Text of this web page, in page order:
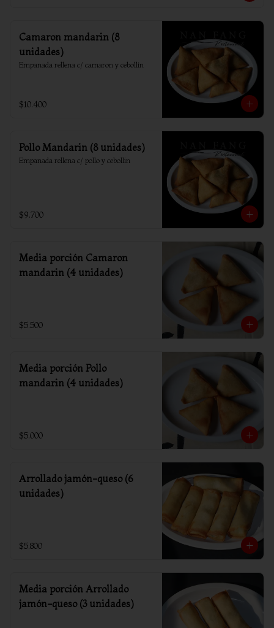
Camaron mandarin (8
unidades)
Empanada rellena c/ camaron y cebollin
$10.400
Pollo Mandarin (8 unidades)
Empanada rellena c/ pollo y cebollin
$9.700
Media porción Camaron
mandarin (4 unidades)
$5.500
Media porción Pollo
mandarin (4 unidades)
$5.000
Arrollado jamón-queso (6
unidades)
$5.800
Media porción Arrollado
jamón-queso (3 unidades)